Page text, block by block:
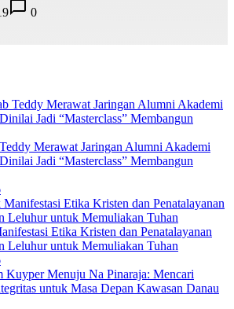
0
Merawat Jaringan Alumni Akademi
Jadi “Masterclass” Membangun
Etika Kristen dan Penatalayanan
Leluhur untuk Memuliakan Tuhan